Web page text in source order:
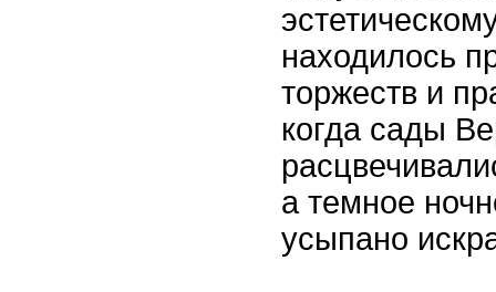
находилось
торжеств и
когда сады
а темное
усыпано